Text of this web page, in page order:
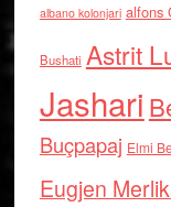
albano kolonjari alfons
Bushati Astrit
Jashari
Buçpapaj Elmi
Eugjen